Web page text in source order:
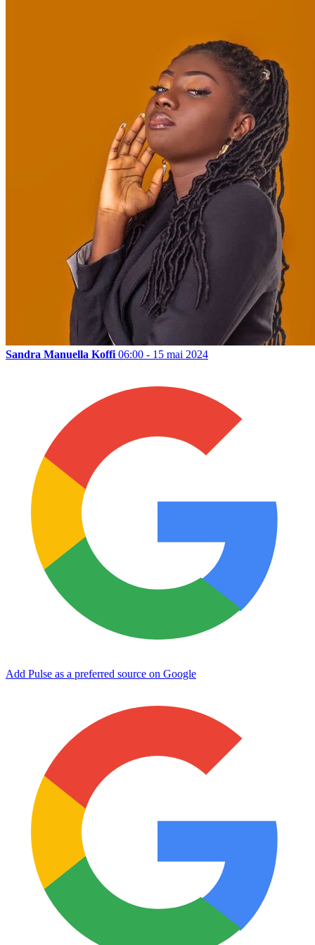
Sandra Manuella Koffi 06:00 - 15 mai 2024
Add Pulse as a preferred source on Google